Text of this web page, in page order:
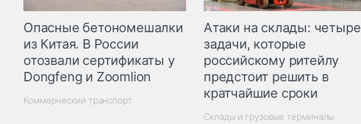
Опасные бетономешалки
из Китая. В России
отозвали сертификаты у
Dongfeng и Zoomlion
Коммерческий транспорт
Атаки на склады: четыре
задачи, которые
российскому ритейлу
предстоит решить в
кратчайшие сроки
Склады и грузовые терминалы